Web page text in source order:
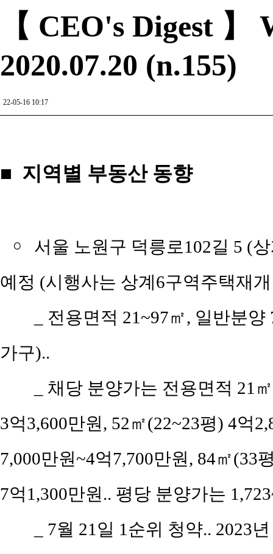
【 CEO's Digest 】
2020.07.20 (n.155)
22-05-16 10:17
■ 지역별 부동산 동향
￮
서울 노원구 덕릉로102길 5 (
예정 (시행사는 상계6구역주택재
_ 전용면적 21~97㎡, 일반분
가구)..
_ 채당 분양가는 전용면적 21
3억3,600만원, 52㎡(22~23평) 4억
7,000만원~4억7,700만원, 84㎡(33
7억1,300만원.. 평당 분양가는
_ 7월 21일 1순위 청약.. 2023